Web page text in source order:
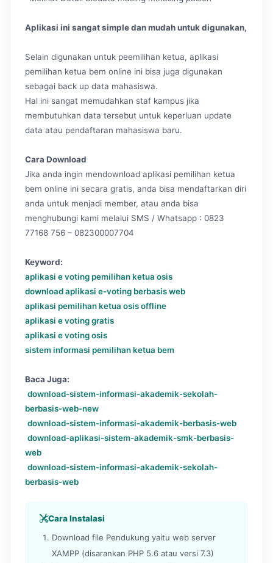
Aplikasi ini sangat simple dan mudah untuk digunakan,
Selain digunakan untuk peemilihan ketua, aplikasi
pemilihan ketua bem online ini bisa juga digunakan
sebagai back up data mahasiswa.
Hal ini sangat memudahkan staf kampus jika
membutuhkan data tersebut untuk keperluan update
data atau pendaftaran mahasiswa baru.
Cara Download
Jika anda ingin mendownload aplikasi pemilihan ketua
bem online ini secara gratis, anda bisa mendaftarkan diri
anda untuk menjadi member, atau anda bisa
menghubungi kami melalui SMS / Whatsapp : 0823
77168 756 – 082300007704
Keyword:
aplikasi e voting pemilihan ketua osis
download aplikasi e-voting berbasis web
aplikasi pemilihan ketua osis offline
aplikasi e voting gratis
aplikasi e voting osis
sistem informasi pemilihan ketua bem
Baca Juga:
download-sistem-informasi-akademik-sekolah-
berbasis-web-new
download-sistem-informasi-akademik-berbasis-web
download-aplikasi-sistem-akademik-smk-berbasis-
web
download-sistem-informasi-akademik-sekolah-
berbasis-web
Cara Instalasi
Download file Pendukung yaitu web server
XAMPP (disarankan PHP 5.6 atau versi 7.3)